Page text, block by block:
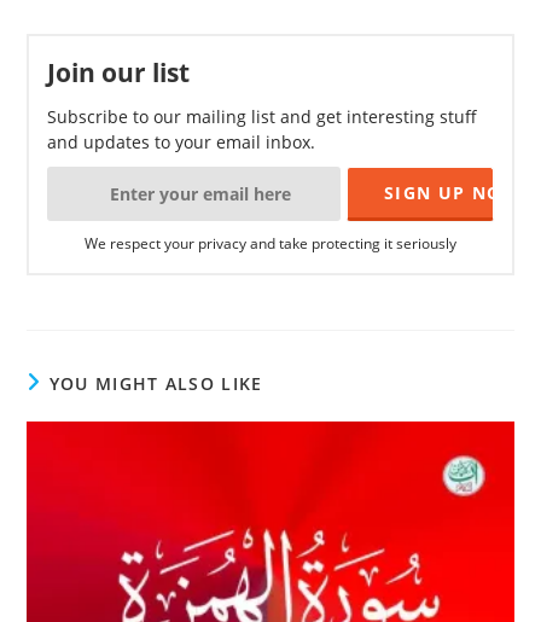
Join our list
Subscribe to our mailing list and get interesting stuff
and updates to your email inbox.
We respect your privacy and take protecting it seriously
YOU MIGHT ALSO LIKE